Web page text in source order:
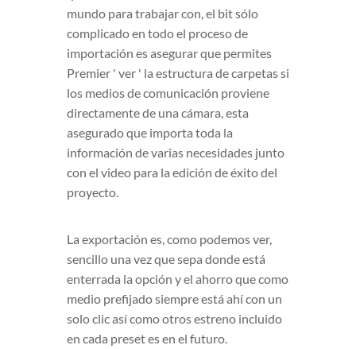
mundo para trabajar con, el bit sólo
complicado en todo el proceso de
importación es asegurar que permites
Premier ' ver ' la estructura de carpetas si
los medios de comunicación proviene
directamente de una cámara, esta
asegurado que importa toda la
información de varias necesidades junto
con el video para la edición de éxito del
proyecto.
La exportación es, como podemos ver,
sencillo una vez que sepa donde está
enterrada la opción y el ahorro que como
medio prefijado siempre está ahí con un
solo clic así como otros estreno incluido
en cada preset es en el futuro.